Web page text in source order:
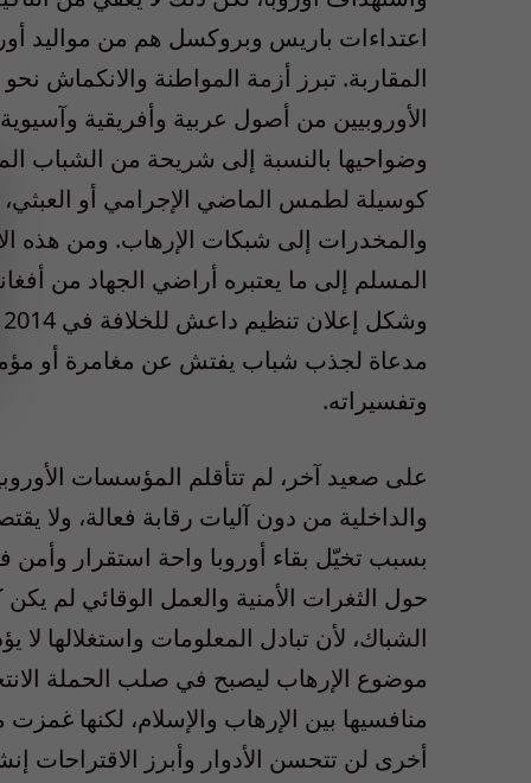
اعتداءات باريس وبروكسل هم من مواليد
المقاربة. تبرز أزمة المواطنة والانكماش
الأوروبيين من أصول عربية وأفريقية
وضواحيها بالنسبة إلى شريحة من الشباب
كوسيلة لطمس الماضي الإجرامي أو
والمخدرات إلى شبكات الإرهاب. ومن هذه
المسلم إلى ما يعتبره أراضي الجهاد من
مدعاة لجذب شباب يفتش عن مغامرة أو
وتفسيراته.
على صعيد آخر، لم تتأقلم المؤسسات
والداخلية من دون آليات رقابة فعالة، ولا
بسبب تخيّل بقاء أوروبا واحة استقرار
حول الثغرات الأمنية والعمل الوقائي لم
الشباك، لأن تبادل المعلومات واستغلالها لا
موضوع الإرهاب ليصبح في صلب الحملة
منافسيها بين الإرهاب والإسلام، لكنها
أخرى لن تتحسن الأدوار وأبرز الاقتراحات